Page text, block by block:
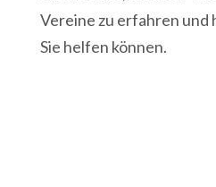
Vereine zu erfahren und
Sie helfen können.